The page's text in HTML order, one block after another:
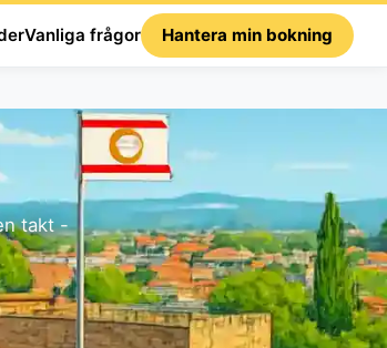
Vanliga frågor Hantera min bokning
takt -